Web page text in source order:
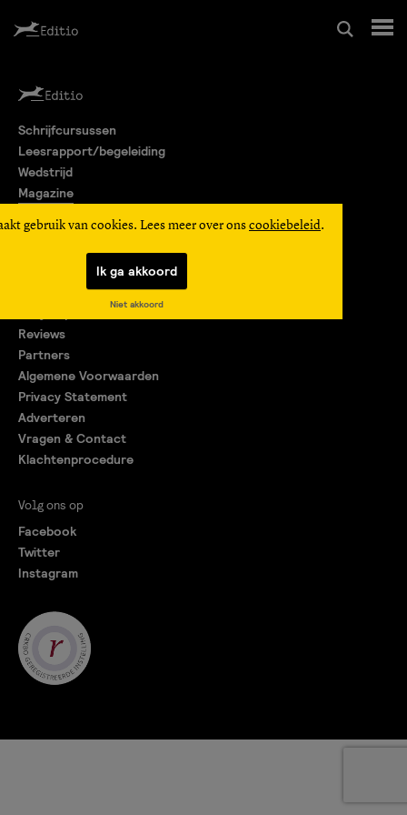
Leesrapport/begeleiding
Wedstrijd
Editio Producties
gebruik van cookies. Lees meer over ons cookiebeleid.
Ik ga akkoord
Niet akkoord
Schrijfcursussen
Leesrapport/begeleiding
Wedstrijd
Magazine
Reviews
Partners
Algemene Voorwaarden
Privacy Statement
Adverteren
Vragen & Contact
Klachtenprocedure
Volg ons op
Facebook
Twitter
Instagram